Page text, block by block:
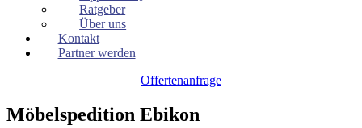
Ratgeber
Über uns
Kontakt
Partner werden
Offertenanfrage
Möbelspedition Ebikon